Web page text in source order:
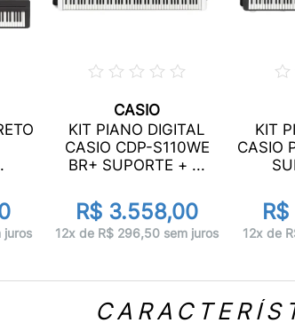
juros
CASIO
KIT PIANO DIGITAL
CASIO CDP-S110WE
BR+ SUPORTE + ...
R$ 3.558,00
12x de R$ 296,50 sem juros
KIT
CASIO
12x de